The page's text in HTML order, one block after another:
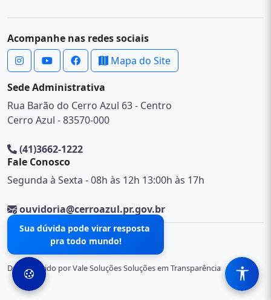
Acompanhe nas redes sociais
Mapa do Site
Sede Administrativa
Rua Barão do Cerro Azul 63 - Centro
Cerro Azul - 83570-000
(41)3662-1222
Fale Conosco
Segunda à Sexta - 08h às 12h 13:00h às 17h
ouvidoria@cerroazul.pr.gov.br
Desenvolvido por Vale Soluções Soluções em Transparência
Sua dúvida pode virar resposta
pra todo mundo!